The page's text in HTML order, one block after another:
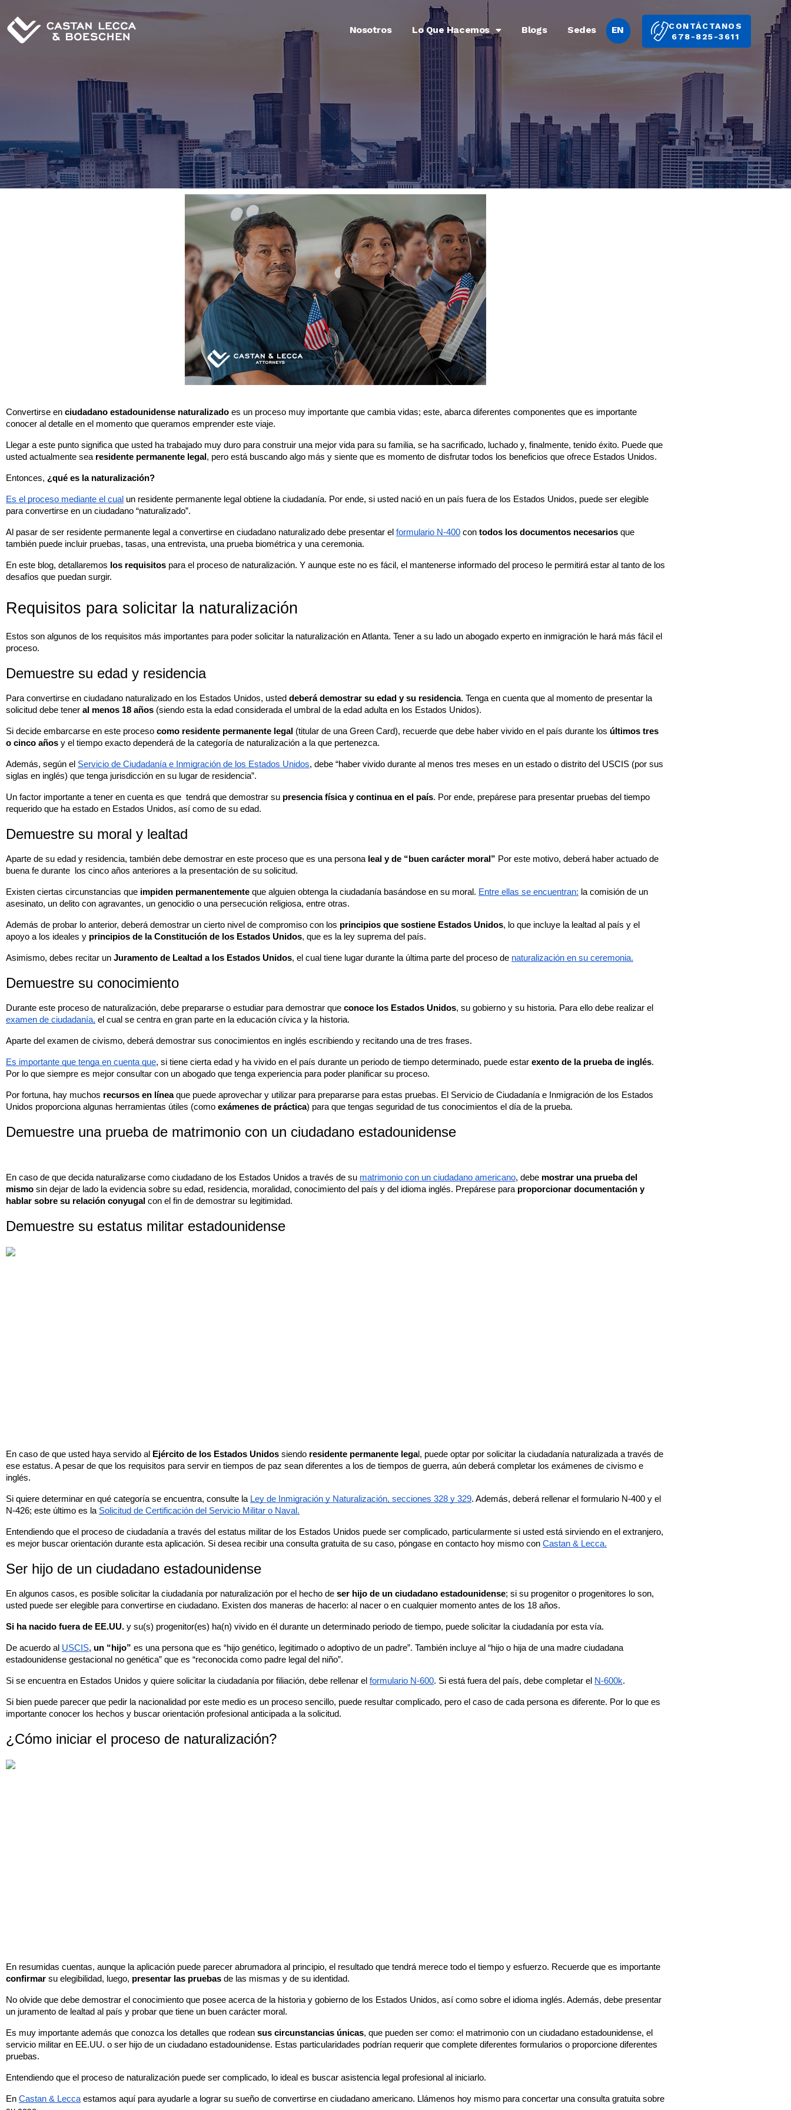
Nosotros Lo Que Hacemos Blogs Sedes EN
CONTÁCTANOS
678-825-3611
Convertirse en ciudadano estadounidense naturalizado es un proceso muy importante que cambia vidas; este, abarca diferentes componentes que es importante
conocer al detalle en el momento que queramos emprender este viaje.
Llegar a este punto significa que usted ha trabajado muy duro para construir una mejor vida para su familia, se ha sacrificado, luchado y, finalmente, tenido éxito. Puede que
usted actualmente sea residente permanente legal , pero está buscando algo más y siente que es momento de disfrutar todos los beneficios que ofrece Estados Unidos.
Entonces, ¿qué es la naturalización?
Es el proceso mediante el cual un residente permanente legal obtiene la ciudadanía. Por ende, si usted nació en un país fuera de los Estados Unidos, puede ser elegible
para convertirse en un ciudadano “naturalizado”.
Al pasar de ser residente permanente legal a convertirse en ciudadano naturalizado debe presentar el formulario N-400 con todos los documentos necesarios que
también puede incluir pruebas, tasas, una entrevista, una prueba biométrica y una ceremonia.
En este blog, detallaremos los requisitos para el proceso de naturalización. Y aunque este no es fácil, el mantenerse informado del proceso le permitirá estar al tanto de los
desafíos que puedan surgir.
Requisitos para solicitar la naturalización
Estos son algunos de los requisitos más importantes para poder solicitar la naturalización en Atlanta. Tener a su lado un abogado experto en inmigración le hará más fácil el
proceso.
Demuestre su edad y residencia
Para convertirse en ciudadano naturalizado en los Estados Unidos, usted deberá demostrar su edad y su residencia. Tenga en cuenta que al momento de presentar la
solicitud debe tener al menos 18 años (siendo esta la edad considerada el umbral de la edad adulta en los Estados Unidos).
Si decide embarcarse en este proceso como residente permanente legal (titular de una Green Card), recuerde que debe haber vivido en el país durante los últimos tres
o cinco años y el tiempo exacto dependerá de la categoría de naturalización a la que pertenezca.
Además, según el Servicio de Ciudadanía e Inmigración de los Estados Unidos, debe “haber vivido durante al menos tres meses en un estado o distrito del USCIS (por sus
siglas en inglés) que tenga jurisdicción en su lugar de residencia”.
Un factor importante a tener en cuenta es que  tendrá que demostrar su presencia física y continua en el país. Por ende, prepárese para presentar pruebas del tiempo
requerido que ha estado en Estados Unidos, así como de su edad.
Demuestre su moral y lealtad
Aparte de su edad y residencia, también debe demostrar en este proceso que es una persona leal y de “buen carácter moral” Por este motivo, deberá haber actuado de
buena fe durante  los cinco años anteriores a la presentación de su solicitud.
Existen ciertas circunstancias que impiden permanentemente que alguien obtenga la ciudadanía basándose en su moral. Entre ellas se encuentran: la comisión de un
asesinato, un delito con agravantes, un genocidio o una persecución religiosa, entre otras.
Además de probar lo anterior, deberá demostrar un cierto nivel de compromiso con los principios que sostiene Estados Unidos, lo que incluye la lealtad al país y el
apoyo a los ideales y principios de la Constitución de los Estados Unidos, que es la ley suprema del país.
Asimismo, debes recitar un Juramento de Lealtad a los Estados Unidos, el cual tiene lugar durante la última parte del proceso de naturalización en su ceremonia.
Demuestre su conocimiento
Durante este proceso de naturalización, debe prepararse o estudiar para demostrar que conoce los Estados Unidos
examen de ciudadanía, el cual se centra en gran parte en la educación cívica y la historia.
Aparte del examen de civismo, deberá demostrar sus conocimientos en inglés escribiendo y recitando una de tres frases.
Es importante que tenga en cuenta que, si tiene cierta edad y ha vivido en el país durante un periodo de tiempo determinado, puede estar exento de la prueba de inglés.
Por lo que siempre es mejor consultar con un abogado que tenga experiencia para poder planificar su proceso.
Por fortuna, hay muchos recursos en línea que puede aprovechar y utilizar para prepararse para estas pruebas. El Servicio de Ciudadanía e Inmigración de los Estados
Unidos proporciona algunas herramientas útiles (como exámenes de práctica) para que tengas seguridad de tus conocimientos el día de la prueba.
Demuestre una prueba de matrimonio con un ciudadano estadounidense
En caso de que decida naturalizarse como ciudadano de los Estados Unidos a través de su matrimonio con un ciudadano americano, debe mostrar una prueba del
mismo sin dejar de lado la evidencia sobre su edad, residencia, moralidad, conocimiento del país y del idioma inglés. Prepárese para proporcionar documentación y
hablar sobre su relación conyugal con el fin de demostrar su legitimidad.
Demuestre su estatus militar estadounidense
En caso de que usted haya servido al Ejército de los Estados Unidos siendo residente permanente legal, puede optar por solicitar la ciudadanía naturalizada a través de
ese estatus. A pesar de que los requisitos para servir en tiempos de paz sean diferentes a los de tiempos de guerra, aún deberá completar los exámenes de civismo e
inglés.
Si quiere determinar en qué categoría se encuentra, consulte la Ley de Inmigración y Naturalización, secciones 328 y 329. Además, deberá rellenar el formulario N-400 y el
N-426; este último es la Solicitud de Certificación del Servicio Militar o Naval.
Entendiendo que el proceso de ciudadanía a través del estatus militar de los Estados Unidos puede ser complicado, particularmente si usted está sirviendo en el extranjero,
es mejor buscar orientación durante esta aplicación. Si desea recibir una consulta gratuita de su caso, póngase en contacto hoy mismo con Castan & Lecca.
Ser hijo de un ciudadano estadounidense
En algunos casos, es posible solicitar la ciudadanía por naturalización por el hecho de ser hijo de un ciudadano estadounidense; si su progenitor o progenitores lo son,
usted puede ser elegible para convertirse en ciudadano. Existen dos maneras de hacerlo: al nacer o en cualquier momento antes de los 18 años.
Si ha nacido fuera de EE.UU. y su(s) progenitor(es) ha(n) vivido en él durante un determinado periodo de tiempo, puede solicitar la ciudadanía por esta vía.
De acuerdo al USCIS, un “hijo” es una persona que es “hijo genético, legitimado o adoptivo de un padre”. También incluye al “hijo o hija de una madre ciudadana
estadounidense gestacional no genética” que es “reconocida como padre legal del niño”.
Si se encuentra en Estados Unidos y quiere solicitar la ciudadanía por filiación, debe rellenar el formulario N-600. Si está fuera del país, debe completar el N-600k.
Si bien puede parecer que pedir la nacionalidad por este medio es un proceso sencillo, puede resultar complicado, pero el caso de cada persona es diferente. Por lo que es
importante conocer los hechos y buscar orientación profesional anticipada a la solicitud.
¿Cómo iniciar el proceso de naturalización?
confirmar su elegibilidad, luego, presentar las pruebas de las mismas y de su identidad.
No olvide que debe demostrar el conocimiento que posee acerca de la historia y gobierno de los Estados Unidos, así como sobre el idioma inglés. Además, debe presentar
un juramento de lealtad al país y probar que tiene un buen carácter moral.
Es muy importante además que conozca los detalles que rodean sus circunstancias únicas, que pueden ser como: el matrimonio con un ciudadano estadounidense, el
servicio militar en EE.UU. o ser hijo de un ciudadano estadounidense. Estas particularidades podrían requerir que complete diferentes formularios o proporcione diferentes
pruebas.
Entendiendo que el proceso de naturalización puede ser complicado, lo ideal es buscar asistencia legal profesional al iniciarlo.
En Castan & Lecca estamos aquí para ayudarle a lograr su sueño de convertirse en ciudadano americano. Llámenos hoy mismo para concertar una consulta gratuita sobre